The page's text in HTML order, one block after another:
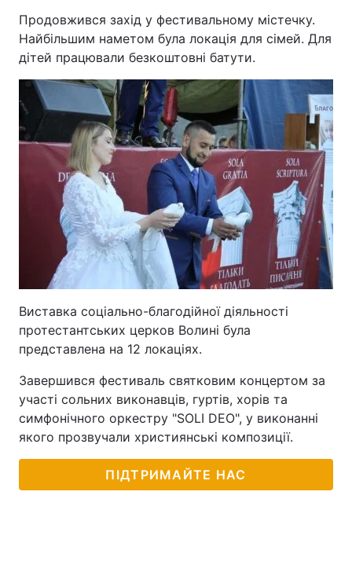
Продовжився захід у фестивальному містечку.
Найбільшим наметом була локація для сімей. Для
дітей працювали безкоштовні батути.
Виставка соціально-благодійної діяльності
протестантських церков Волині була
представлена на 12 локаціях.
Завершився фестиваль святковим концертом за
участі сольних виконавців, гуртів, хорів та
симфонічного оркестру "SOLI DEO", у виконанні
якого прозвучали християнські композиції.
ПІДТРИМАЙТЕ НАС